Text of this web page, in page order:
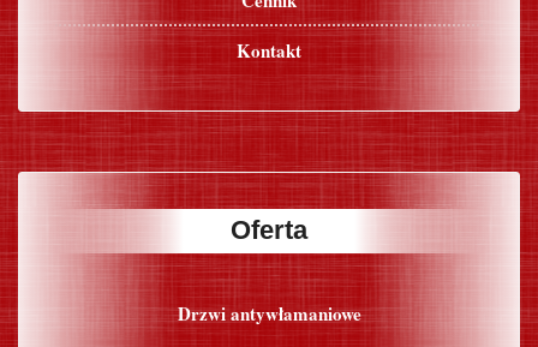
Kontakt
Oferta
Drzwi antywłamaniowe